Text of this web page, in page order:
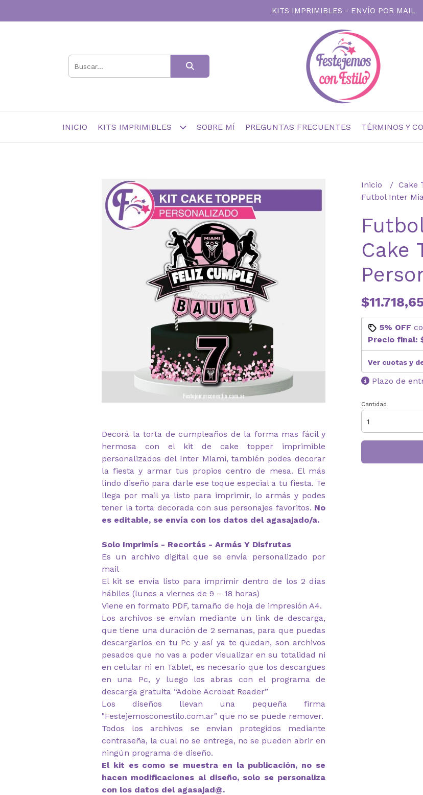
KITS IMPRIMIBLES - ENVÍO POR MAIL
INICIO KITS IMPRIMIBLES SOBRE MÍ PREGUNTAS FRECUENTES TÉRMINOS Y
Decorá la torta de cumpleaños de la forma mas fácil y
hermosa con el kit de cake topper imprimible
personalizados del Inter Miami, también podes decorar
la fiesta y armar tus propios centro de mesa. El más
lindo diseño para darle ese toque especial a tu fiesta. Te
llega por mail ya listo para imprimir, lo armás y podes
tener la torta decorada con sus personajes favoritos. No
es editable, se envía con los datos del agasajado/a.
Solo Imprimís - Recortás - Armás Y Disfrutas
Es un archivo digital que se envía personalizado por
mail
El kit se envía listo para imprimir dentro de los 2 días
hábiles (lunes a viernes de 9 – 18 horas)
Viene en formato PDF, tamaño de hoja de impresión A4.
Los archivos se envían mediante un link de descarga,
que tiene una duración de 2 semanas, para que puedas
descargarlos en tu Pc y así ya te quedan, son archivos
pesados que no vas a poder visualizar en su totalidad ni
en celular ni en Tablet, es necesario que los descargues
en una Pc, y luego los abras con el programa de
descarga gratuita “Adobe Acrobat Reader”
Los diseños llevan una pequeña firma
"Festejemosconestilo.com.ar" que no se puede remover.
Todos los archivos se envían protegidos mediante
contraseña, la cual no se entrega, no se pueden abrir en
ningún programa de diseño.
El kit es como se muestra en la publicación, no se
hacen modificaciones al diseño, solo se personaliza
con los datos del agasajad@.
Inicio Cake
Futbol Inter
Cake
5% OFF
Precio final:
Ver cuotas y
Plazo de
Cantidad